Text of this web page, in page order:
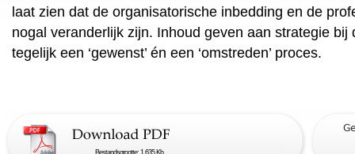
laat zien dat de organisatorische inbedding en de
nogal veranderlijk zijn. Inhoud geven aan strategie bij
tegelijk een ‘gewenst’ én een ‘omstreden’ proces.
Bestandsgrootte: 1.635 Kb